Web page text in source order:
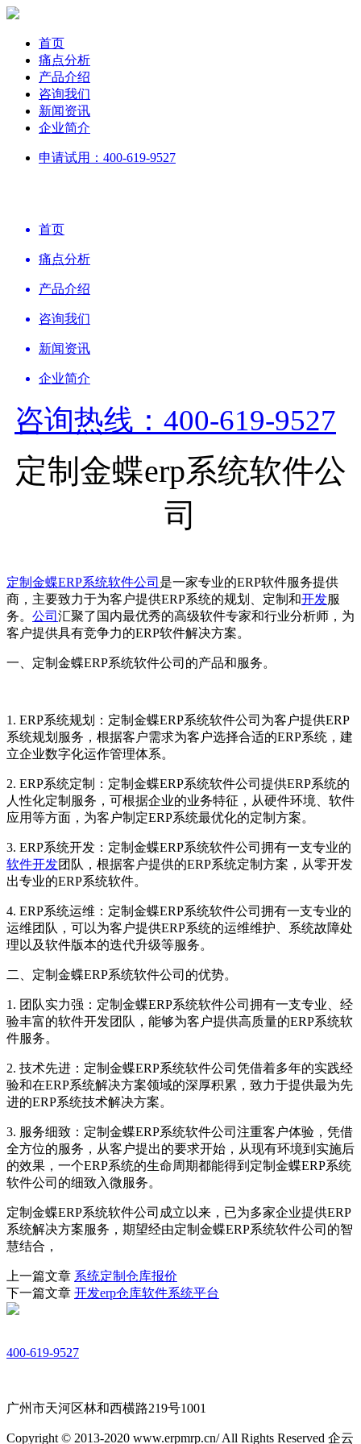
首页
痛点分析
产品介绍
咨询我们
新闻资讯
企业简介
申请试用：400-619-9527
首页
痛点分析
产品介绍
咨询我们
新闻资讯
企业简介
咨询热线：400-619-9527
定制金蝶erp系统软件公
司
定制 金蝶ERP系统软件公司 是一家专业的ERP软件服务提供
商，主要致力于为客户提供ERP系统的规划、定制和开发服
务。 公司 汇聚了国内最优秀的高级软件专家和行业分析师，为
客户提供具有竞争力的ERP软件解决方案。
一、定制金蝶ERP系统软件公司的产品和服务。
1. ERP系统规划：定制金蝶ERP系统软件公司为客户提供ERP
系统规划服务，根据客户需求为客户选择合适的ERP系统，建
立企业数字化运作管理体系。
2. ERP系统定制：定制金蝶ERP系统软件公司提供ERP系统的
人性化定制服务，可根据企业的业务特征，从硬件环境、软件
应用等方面，为客户制定ERP系统最优化的定制方案。
3. ERP系统开发：定制金蝶ERP系统软件公司拥有一支专业的
软件开发团队，根据客户提供的ERP系统定制方案，从零开发
出专业的ERP系统软件。
4. ERP系统运维：定制金蝶ERP系统软件公司拥有一支专业的
运维团队，可以为客户提供ERP系统的运维维护、系统故障处
理以及软件版本的迭代升级等服务。
二、定制金蝶ERP系统软件公司的优势。
1. 团队实力强：定制金蝶ERP系统软件公司拥有一支专业、经
验丰富的软件开发团队，能够为客户提供高质量的ERP系统软
件服务。
2. 技术先进：定制金蝶ERP系统软件公司凭借着多年的实践经
验和在ERP系统解决方案领域的深厚积累，致力于提供最为先
进的ERP系统技术解决方案。
3. 服务细致：定制金蝶ERP系统软件公司注重客户体验，凭借
全方位的服务，从客户提出的要求开始，从现有环境到实施后
的效果，一个ERP系统的生命周期都能得到定制金蝶ERP系统
软件公司的细致入微服务。
定制金蝶ERP系统软件公司成立以来，已为多家企业提供ERP
系统解决方案服务，期望经由定制金蝶ERP系统软件公司的智
慧结合，
上一篇文章 系统定制仓库报价
下一篇文章 开发erp仓库软件系统平台
400-619-9527
广州市天河区林和西横路219号1001
Copyright © 2013-2020 www.erpmrp.cn/ All Rights Reserved 企云